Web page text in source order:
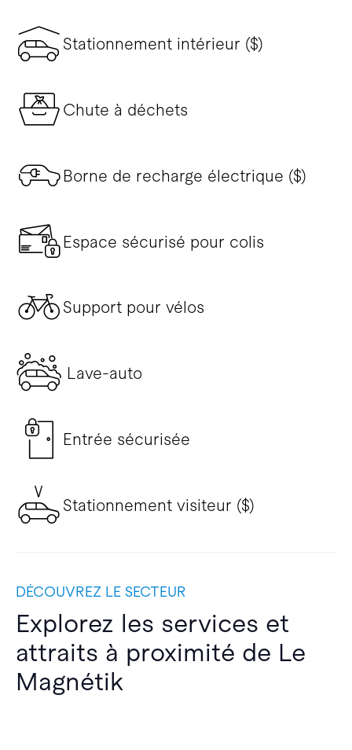
Stationnement intérieur ($)
Chute à déchets
Borne de recharge électrique ($)
Espace sécurisé pour colis
Support pour vélos
Lave-auto
Entrée sécurisée
Stationnement visiteur ($)
DÉCOUVREZ LE SECTEUR
Explorez les services et
attraits à proximité de Le
Magnétik